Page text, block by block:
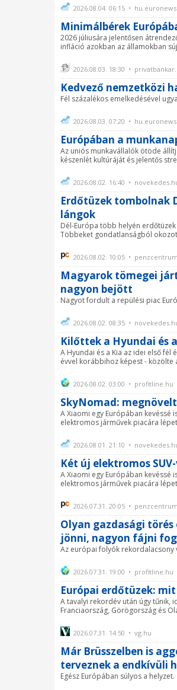
2026.08.04. 06:15 •
Minimálbérek
2026 júliusára jelentősen
infláció azokban az államokban
2026.08.03. 18:30 •
Kedvező nemzetközi
Fél százalékos emelkedésével
2026.08.03. 07:20 •
Európában a
Az uniós munkavállalók ötöde
készenlét kultúráját és jelentős
2026.08.02. 16:40 •
Erdőtüzek tombolnak
lángok
Dél-Európa több helyén
Többeket gondatlanságból
2026.08.02. 10:05 •
Magyarok tömegei
nagyon bejött
Nagyot fordult a repülési piac
2026.08.02. 08:35 •
Kilőttek a Hyundai és
A Hyundai és a Kia az idei első
évvel korábbihoz képest -
2026.08.02. 03:00 • profitline.hu
SkyNomad:
A Xiaomi egy Európában kevéssé
elektromos járművek piacára
2026.08.01. 21:10 •
Két új elektromos
A Xiaomi egy Európában kevéssé
elektromos járművek piacára
2026.07.31. 20:05 •
Olyan gazdasági
jönni, nagyon fájni fog
Az európai folyók rekordalacsony
2026.07.31. 19:00 • profitline.hu
Európai erdőtüzek:
A tavalyi rekordév után úgy tűnik,
Franciaország, Görögország és
2026.07.31. 14:50 • vg.hu
Már Brüsszelben is
terveznek a endkívüli
Egész Európában súlyos a helyzet.